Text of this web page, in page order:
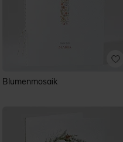
Blumenmosaik